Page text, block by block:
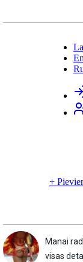
Manai
visas